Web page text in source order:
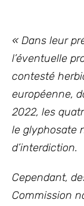
« Dans leur
l’éventuelle
contesté
européenne,
2022, les
le glyphosate
d’interdiction.
Cependant,
Commission